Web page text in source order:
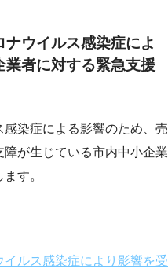
ウイルス感染症によ
業者に対する緊急支援
染症による影響のため、売
障が生じている市内中小企業
す。
イルス感染症により影響を受